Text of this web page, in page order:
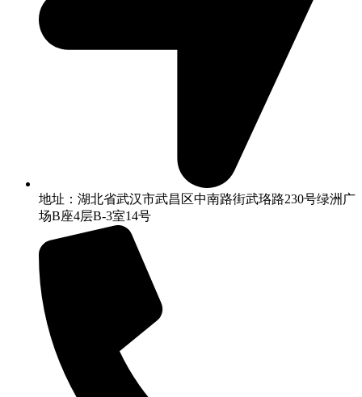
地址：湖北省武汉市武昌区中南路街武珞路230号绿洲广
场B座4层B-3室14号